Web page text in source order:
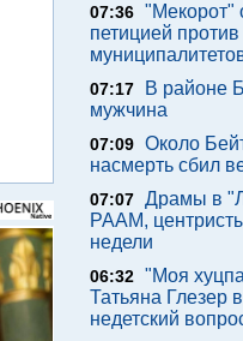
07:36 "Мекорот"
петицией
07:17
В районе
мужчина
07:09 Около
насмерть сбил
07:07 Драмы в
РААМ,
недели
06:32 "Моя
Татьяна Глезер
недетский